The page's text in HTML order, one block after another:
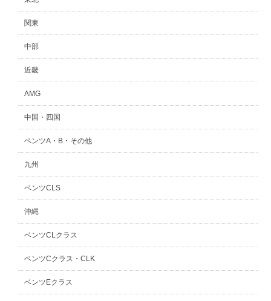
関東
中部
近畿
AMG
中国・四国
ベンツA・B・その他
九州
ベンツCLS
沖縄
ベンツCLクラス
ベンツCクラス・CLK
ベンツEクラス